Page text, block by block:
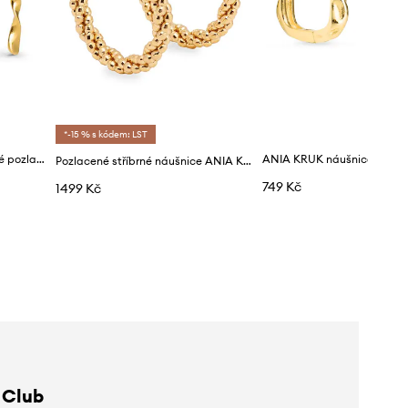
ANIA KRUK náušnice dámské pozlacené kovové BELIEVE
*-15 % s kódem: LST
Pozlacené stříbrné náušnice ANIA KRUK VINTAGE
1499 Kč 749 Kč